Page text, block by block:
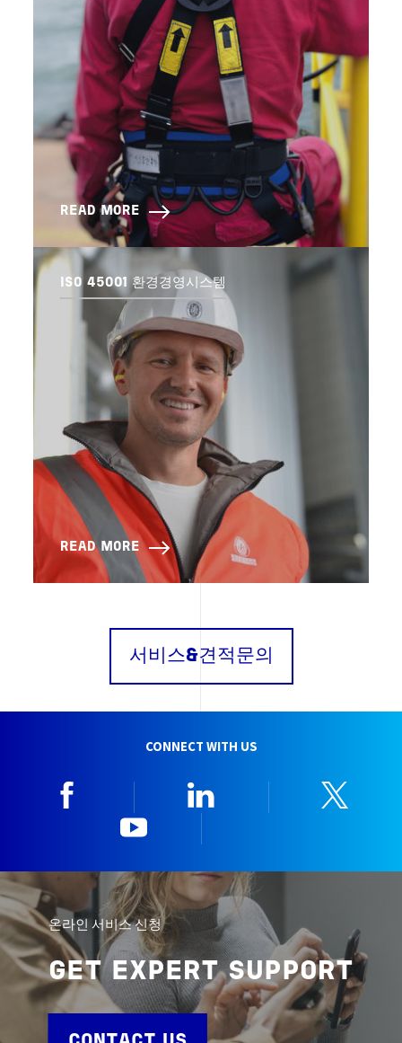
READ MORE
ISO 45001 환경경영시스템
READ MORE
서비스&견적문의
CONNECT WITH US
온라인 서비스 신청
GET EXPERT SUPPORT